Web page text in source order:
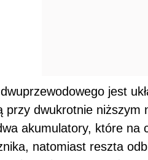
jest
przy dwukrotnie niższym
akumulatory, które na
natomiast reszta